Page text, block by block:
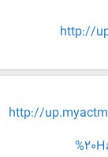
http://
http://